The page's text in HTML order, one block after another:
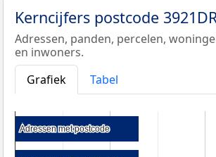
Kerncijfers postcode
Adressen, panden, percelen,
en inwoners.
Grafiek
Tabel
Adressen met postcode
Adressen met postcode